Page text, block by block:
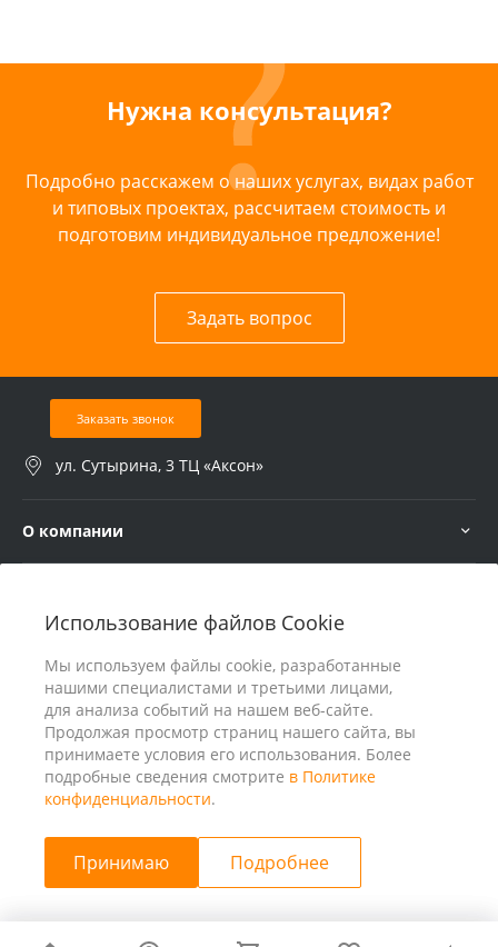
Использование файлов Cookie
Мы используем файлы cookie, разработанные
нашими специалистами и третьими лицами,
для анализа событий на нашем веб-сайте.
Продолжая просмотр страниц нашего сайта, вы
принимаете условия его использования. Более
подробные сведения смотрите в Политике
конфиденциальности.
Принимаю Подробнее
Нужна консультация?
Подробно расскажем о наших услугах, видах работ
и типовых проектах, рассчитаем стоимость и
подготовим индивидуальное предложение!
Задать вопрос
Заказать звонок
ул. Сутырина, 3 ТЦ «Аксон»
О компании
В помощь покупателю